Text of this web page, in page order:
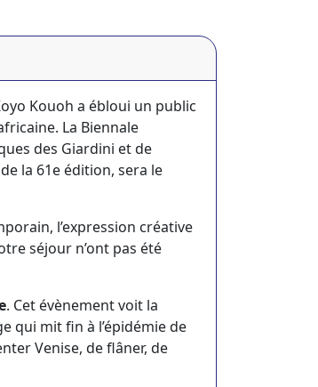
Kouoh a ébloui un public
La Biennale
des Giardini et de
la 61e édition, sera le
l’expression créative
séjour n’ont pas été
. Cet évènement voit la
qui mit fin à l’épidémie de
Venise, de flâner, de